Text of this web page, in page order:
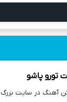
تورو پاشو
آهنگ در سایت بزرگ